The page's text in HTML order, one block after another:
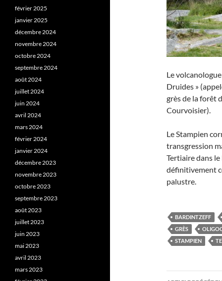
Le
Druides »
grès de la forêt
Courvoisier).
Le Stampien
transgression
Tertiaire dans
définitivement
palustre.
BARDINTZEFF
GRÈS
STAMPIEN
février 2025
janvier 2025
décembre 2024
novembre 2024
octobre 2024
septembre 2024
août 2024
juillet 2024
juin 2024
avril 2024
mars 2024
février 2024
janvier 2024
décembre 2023
novembre 2023
octobre 2023
septembre 2023
août 2023
juillet 2023
juin 2023
mai 2023
avril 2023
mars 2023